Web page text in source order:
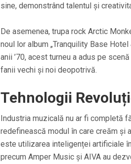
sine, demonstrând talentul și
De asemenea, trupa rock Arctic
noul lor album „Tranquility Base
anii ’70, acest turneu a adus pe
fanii vechi și noi deopotrivă.
Tehnologii
Industria muzicală nu ar fi completă
redefinească modul în care creăm și
este utilizarea inteligenței artificiale
precum Amper Music și AIVA au